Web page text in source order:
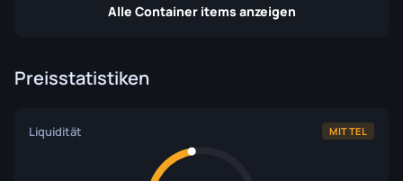
Alle Container items anzeigen
Preisstatistiken
Liquidität MITTEL